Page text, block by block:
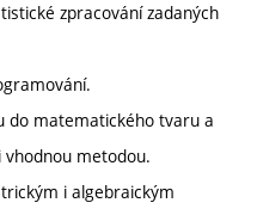
zpracování zadaných
do matematického tvaru a
metodou.
i algebraickým